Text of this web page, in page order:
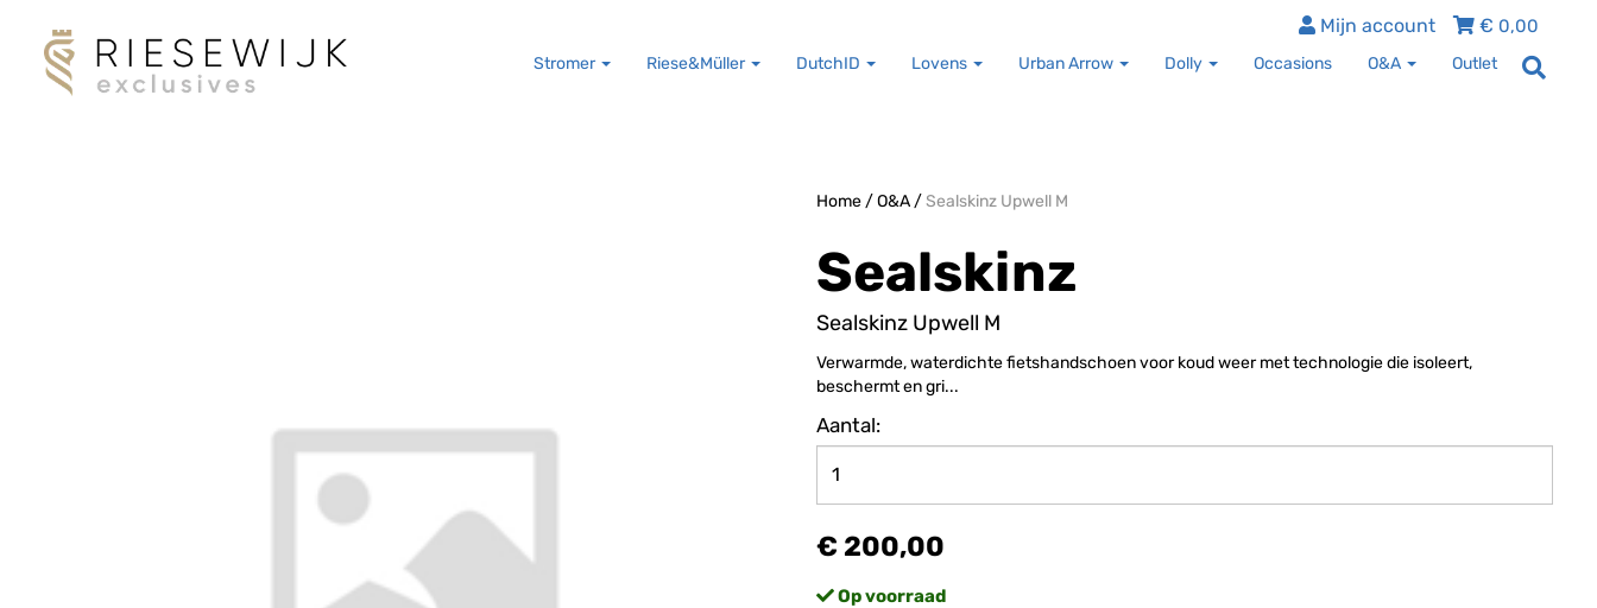
€ 0,00
Mijn account
Stromer Riese&Müller DutchID Lovens Urban Arrow Dolly Occasions O&A Outlet
Home/O&A/Sealskinz Upwell M
Sealskinz
Sealskinz Upwell M
Verwarmde, waterdichte fietshandschoen voor koud weer met technologie die isoleert,
beschermt en gri...
Aantal:
€ 200,00
Op voorraad